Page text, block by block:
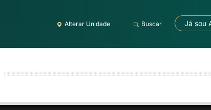
Alterar Unidade Buscar Já sou